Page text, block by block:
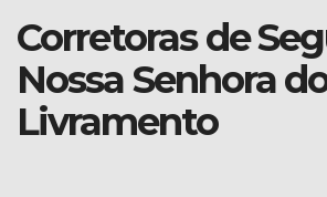
Corretoras de
Nossa Senhora
Livramento